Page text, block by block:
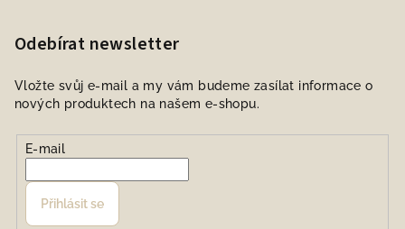
Odebírat newsletter
Vložte svůj e-mail a my vám budeme zasílat informace o
nových produktech na našem e-shopu.
E-mail
Přihlásit se